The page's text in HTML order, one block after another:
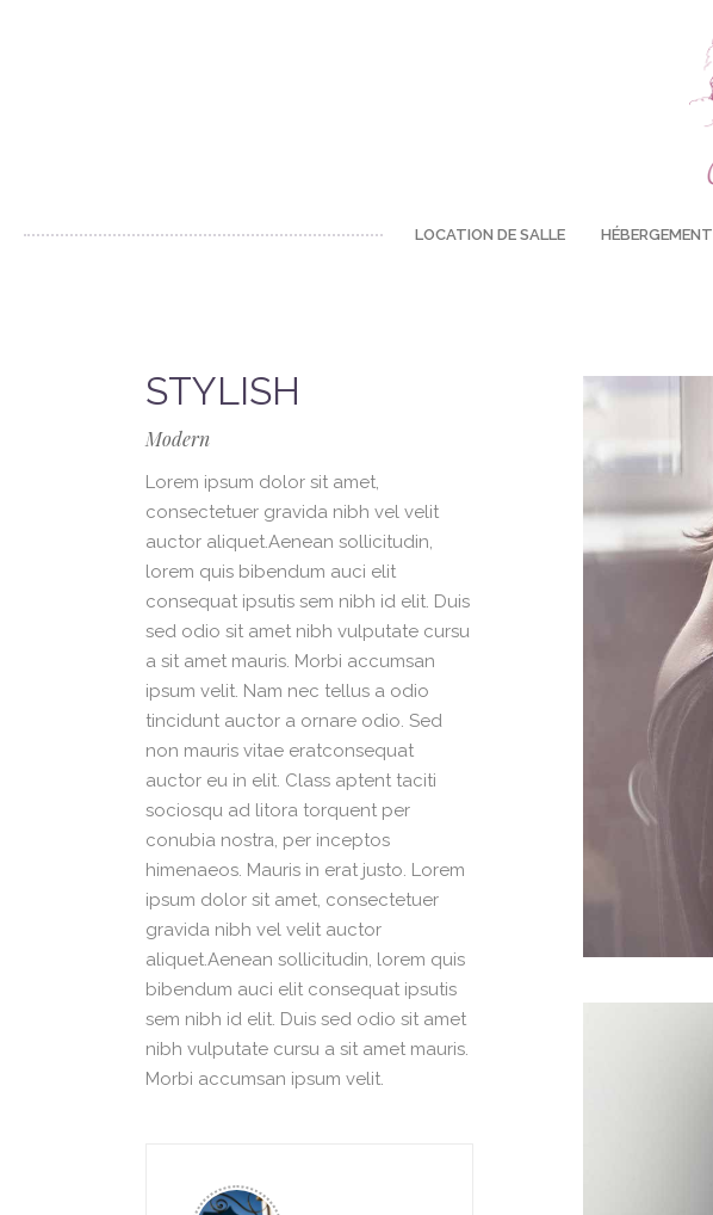
LOCATION DE SALLE HÉBERGEMENT
STYLISH
Modern
Lorem ipsum dolor sit amet,
consectetuer gravida nibh vel velit
auctor aliquet.Aenean sollicitudin,
lorem quis bibendum auci elit
consequat ipsutis sem nibh id elit. Duis
sed odio sit amet nibh vulputate cursu
a sit amet mauris. Morbi accumsan
ipsum velit. Nam nec tellus a odio
tincidunt auctor a ornare odio. Sed
non mauris vitae eratconsequat
auctor eu in elit. Class aptent taciti
sociosqu ad litora torquent per
conubia nostra, per inceptos
himenaeos. Mauris in erat justo. Lorem
ipsum dolor sit amet, consectetuer
gravida nibh vel velit auctor
aliquet.Aenean sollicitudin, lorem quis
bibendum auci elit consequat ipsutis
sem nibh id elit. Duis sed odio sit amet
nibh vulputate cursu a sit amet mauris.
Morbi accumsan ipsum velit.